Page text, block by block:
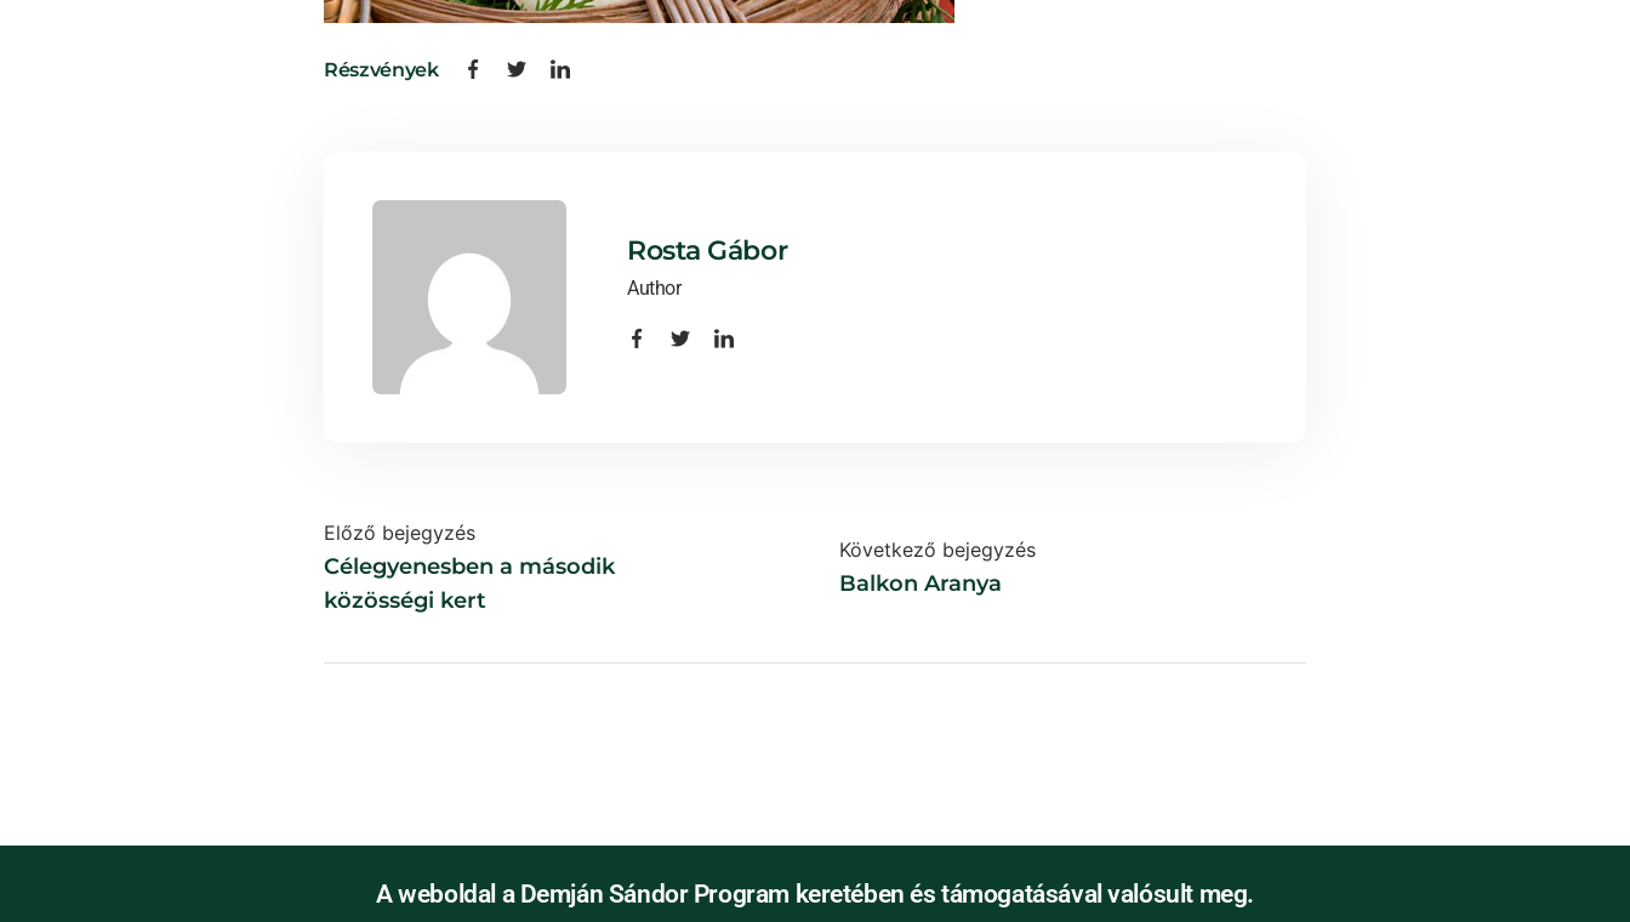
Részvények
Rosta Gábor
Author
Előző bejegyzés
Célegyenesben a második
közösségi kert
Következő bejegyzés
Balkon Aranya
A weboldal a Demján Sándor Program keretében és támogatásával valósult meg.